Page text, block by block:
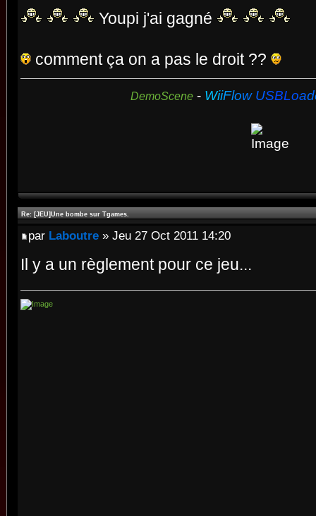
Youpi j'ai gagné
comment ça on a pas le droit ??
DemoScene - WiiFlow USBLoad
Re: [JEU]Une bombe sur Tgames.
par Laboutre » Jeu 27 Oct 2011 14:20
Il y a un règlement pour ce jeu...